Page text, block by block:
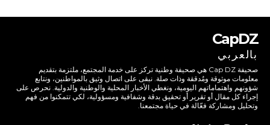
CapDZ
بالعربي
صحيفة Cap DZ هي صحيفة وطنية تركز على خدمة المجتمع، ملتزمة بتقديم
معلومات موثوقة ومُدققة وذات صلة. نبقى على اتصال وثيق بالمواطنين، ونتابع
شؤونهم واهتماماتهم اليومية، ونغطي الأخبار المحلية والوطنية والدولية. نحرص على
إجراء كل مقال أو تقرير أو تحقيق بدقة وشفافية ومسؤولية، لكي تتمكنوا من فهم
وتحليل ومشاركة فعّالة في حياة مجتمعنا.